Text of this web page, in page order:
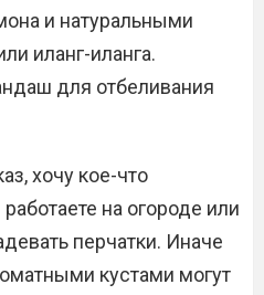
и натуральными
иланг-иланга.
для отбеливания
хочу кое-что
на огороде или
перчатки. Иначе
кустами могут